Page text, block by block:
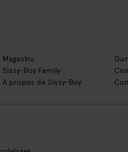
Magasins
Sissy-Boy Family
A propos de Sissy-Boy